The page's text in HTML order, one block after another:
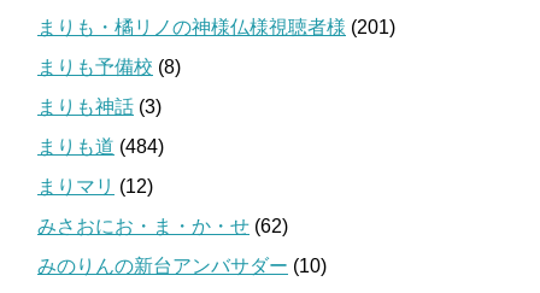
まりも・橘リノの神様仏様視聴者様 (201)
まりも予備校 (8)
まりも神話 (3)
まりも道 (484)
まりマリ (12)
みさおにお・ま・か・せ (62)
みのりんの新台アンバサダー (10)